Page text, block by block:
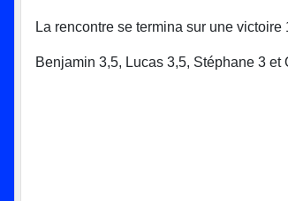
La rencontre se termina sur une victoire
Benjamin 3,5, Lucas 3,5, Stéphane 3 et